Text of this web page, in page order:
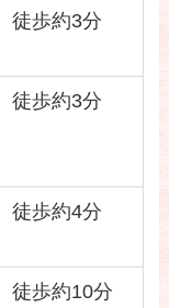
徒歩約3分
徒歩約3分
徒歩約4分
徒歩約10分